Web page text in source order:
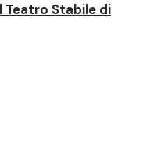
Teatro Stabile di